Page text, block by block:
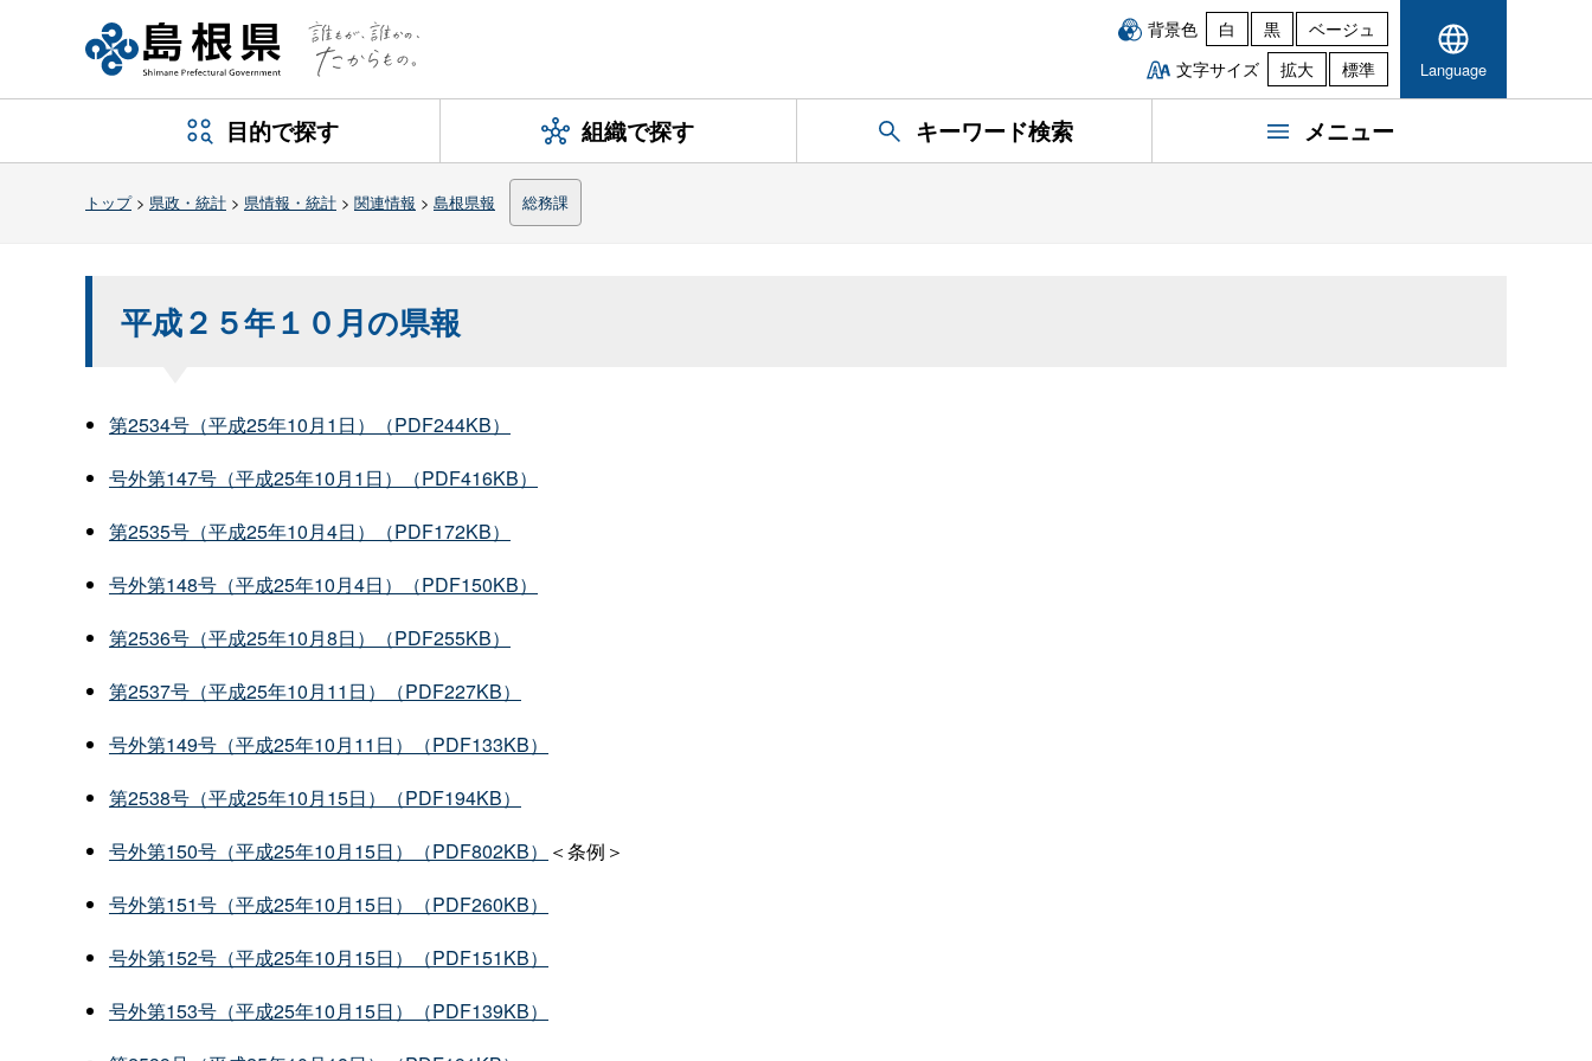
背景色 白 黒
ベージュ
文字サイズ
拡大 標準 Language
目的で探す 組織で探す キーワード検索 メニュー
トップ> 県政・統計 > 県情報・統計 > 関連情報 > 島根県報 総務課
平成２５年１０月の県報
第2534号（平成25年10月1日）（PDF244KB）
号外第147号（平成25年10月1日）（PDF416KB）
第2535号（平成25年10月4日）（PDF172KB）
号外第148号（平成25年10月4日）（PDF150KB）
第2536号（平成25年10月8日）（PDF255KB）
第2537号（平成25年10月11日）（PDF227KB）
号外第149号（平成25年10月11日）（PDF133KB）
第2538号（平成25年10月15日）（PDF194KB）
号外第150号（平成25年10月15日）（PDF802KB）
＜条例＞
号外第151号（平成25年10月15日）（PDF260KB）
号外第152号（平成25年10月15日）（PDF151KB）
号外第153号（平成25年10月15日）（PDF139KB）